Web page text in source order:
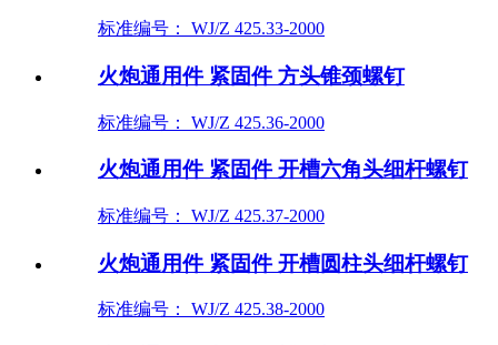
标准编号： WJ/Z 425.33-2000
火炮通用件 紧固件 方头锥颈螺钉
标准编号： WJ/Z 425.36-2000
火炮通用件 紧固件 开槽六角头细杆螺钉
标准编号： WJ/Z 425.37-2000
火炮通用件 紧固件 开槽圆柱头细杆螺钉
标准编号： WJ/Z 425.38-2000